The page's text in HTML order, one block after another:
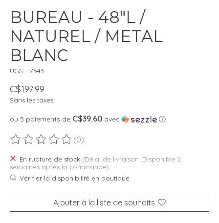
BUREAU - 48"L /
NATUREL / METAL
BLANC
UGS : I7543
C$197.99
Sans les taxes
ou 5 paiements de C$39.60 avec ⓘ
Ce produit est évalué à
(0)
En rupture de stock (Délai de livraison :Disponible 2
semaines après la commande)
Vérifier la disponibilité en boutique
Ajouter à la liste de souhaits